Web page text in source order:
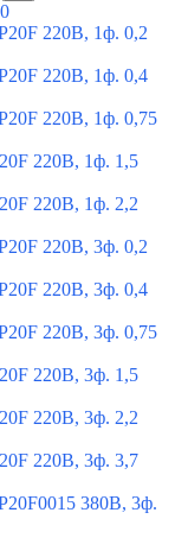
220В, 1ф. 0,2
220В, 1ф. 0,4
220В, 1ф. 0,75
220В, 1ф. 1,5
220В, 1ф. 2,2
220В, 3ф. 0,2
220В, 3ф. 0,4
220В, 3ф. 0,75
220В, 3ф. 1,5
220В, 3ф. 2,2
220В, 3ф. 3,7
380В, 3ф.